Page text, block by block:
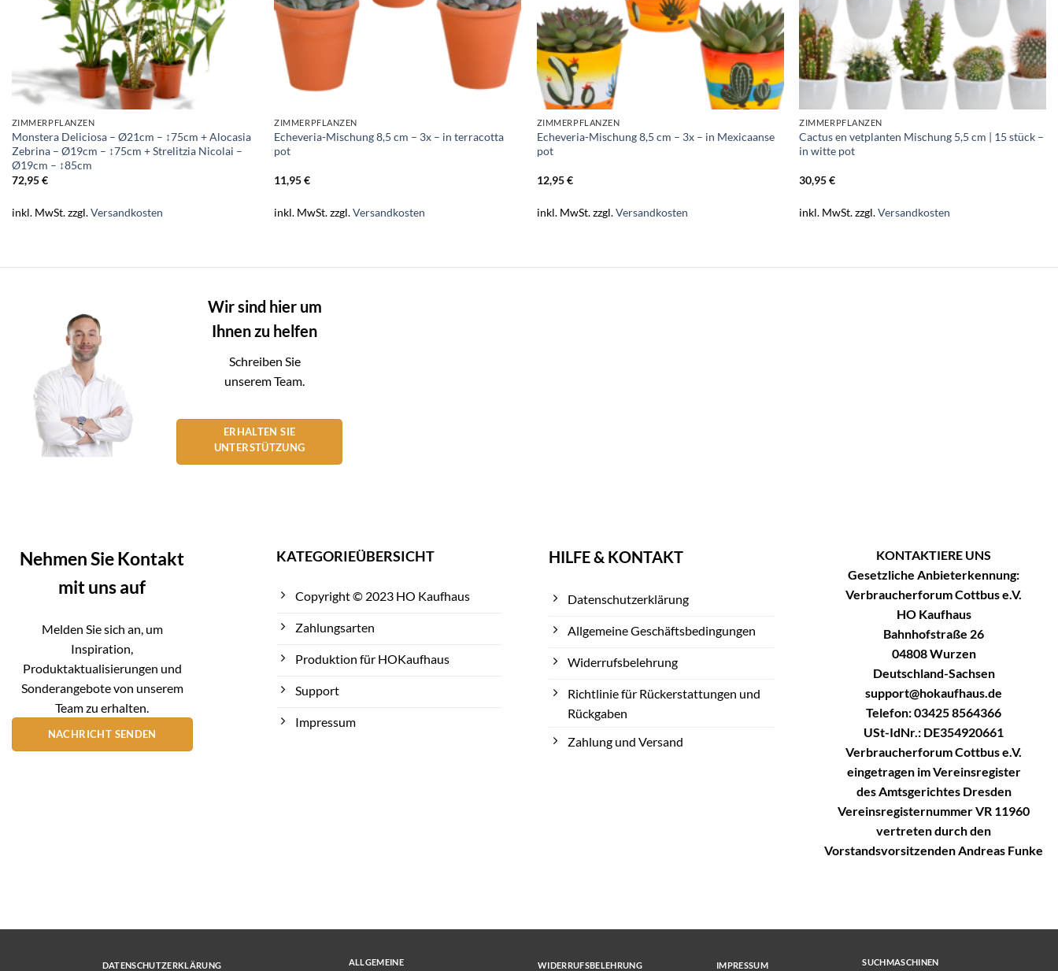
ZIMMERPFLANZEN
Monstera Deliciosa – Ø21cm – ↕75cm + Alocasia
Zebrina – Ø19cm – ↕75cm + Strelitzia Nicolai –
Ø19cm – ↕85cm
72,95€
inkl. MwSt.zzgl.Versandkosten
ZIMMERPFLANZEN
Echeveria-Mischung 8,5 cm – 3x – in terracotta
pot
11,95€
inkl. MwSt.zzgl.Versandkosten
ZIMMERPFLANZEN
Echeveria-Mischung 8,5 cm – 3x – in Mexicaanse
pot
12,95€
inkl. MwSt.zzgl.Versandkosten
ZIMMERPFLANZEN
Cactus en vetplanten Mischung 5,5 cm | 15 stück –
in witte pot
30,95€
inkl. MwSt.zzgl.Versandkosten
Wir sind hier um
Ihnen zu helfen
Schreiben Sie
unserem Team.
ERHALTEN SIE
UNTERSTÜTZUNG
Nehmen Sie Kontakt
mit uns auf
Melden Sie sich an, um
Inspiration,
Produktaktualisierungen und
Sonderangebote von unserem
Team zu erhalten.
NACHRICHT SENDEN
KATEGORIEÜBERSICHT
Copyright © 2023 HO Kaufhaus
Zahlungsarten
Produktion für HOKaufhaus
Support
Impressum
HILFE & KONTAKT
Datenschutzerklärung
Allgemeine Geschäftsbedingungen
Widerrufsbelehrung
Richtlinie für Rückerstattungen und
Rückgaben
Zahlung und Versand
KONTAKTIERE UNS
Gesetzliche Anbieterkennung:
Verbraucherforum Cottbus e.V.
HO Kaufhaus
Bahnhofstraße 26
04808 Wurzen
Deutschland-Sachsen
support@hokaufhaus.de
Telefon: 03425 8564366
USt-IdNr.: DE354920661
Verbraucherforum Cottbus e.V.
eingetragen im Vereinsregister
des Amtsgerichtes Dresden
Vereinsregisternummer VR 11960
vertreten durch den
Vorstandsvorsitzenden Andreas Funke
DATENSCHUTZERKLÄRUNG
ALLGEMEINE
WIDERRUFSBELEHRUNG IMPRESSUM
SUCHMASCHINEN